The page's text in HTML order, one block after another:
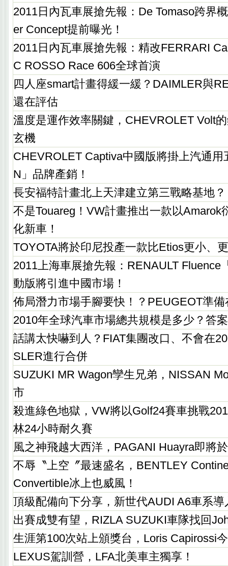
2011日內瓦車展搶先報：De Tomaso跨界
er Concept提前曝光！
2011日內瓦車展搶先報：精改FERRARI
C ROSSO Race 606全球首演
四人座smart計畫得緩一緩？DAIMLER與
還在評估
溫度是運作效率關鍵，CHEVROLET Volt
玄機
CHEVROLET Captiva中國版將掛上汽通
N」品牌產銷！
長安福特計畫北上天津建立第三戰略基地？
不是Touareg！VW計畫推出一款以Amarok
化新車！
TOYOTA將於印尼投產一款比Etios更小、
2011上海車展搶先報：RENAULT Fluence
動版將引進中國市場！
佈局潛力市場手腳要快！？PEUGEOT準
2010年全球汽車市場總共規模是多少？答
話講太快嚇到人？FIAT集團改口、不會在
SLER進行合併
SUZUKI MR Wagon孿生兄弟，NISSAN
市
殺進綠色地獄，VW將以Golf24賽車挑戰
林24小時耐久賽
風之神飛越大西洋，PAGANI Huayra即將
不辱〝上空〞最速盛名，BENTLEY
Convertible冰上也威風！
頂級配備向下分享，新世代AUDI A6車系
出賽成雙有望，RIZLA SUZUKI車隊找回
生涯第100次站上頒獎台，Loris Capirossi
LEXUS駕訓營，LFA北美車主獨享！